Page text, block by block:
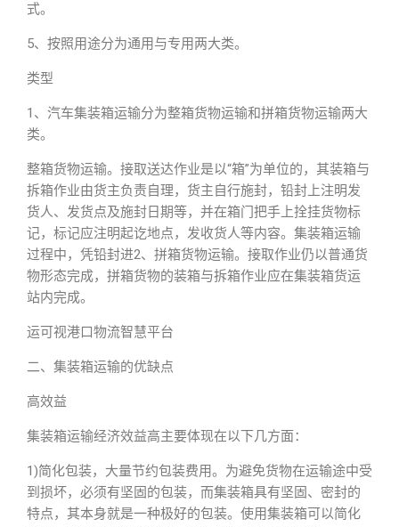
式。
5、按照用途分为通用与专用两大类。
类型
1、汽车集装箱运输分为整箱货物运输和拼箱货物运输两大
类。
整箱货物运输。接取送达作业是以“箱”为单位的，其装箱与
拆箱作业由货主负责自理，货主自行施封，铅封上注明发
货人、发货点及施封日期等，并在箱门把手上拴挂货物标
记，标记应注明起讫地点，发收货人等内容。集装箱运输
过程中，凭铅封进2、拼箱货物运输。接取作业仍以普通货
物形态完成，拼箱货物的装箱与拆箱作业应在集装箱货运
站内完成。
运可视港口物流智慧平台
二、集装箱运输的优缺点
高效益
集装箱运输经济效益高主要体现在以下几方面：
1)简化包装，大量节约包装费用。为避免货物在运输途中受
到损坏，必须有坚固的包装，而集装箱具有坚固、密封的
特点，其本身就是一种极好的包装。使用集装箱可以简化